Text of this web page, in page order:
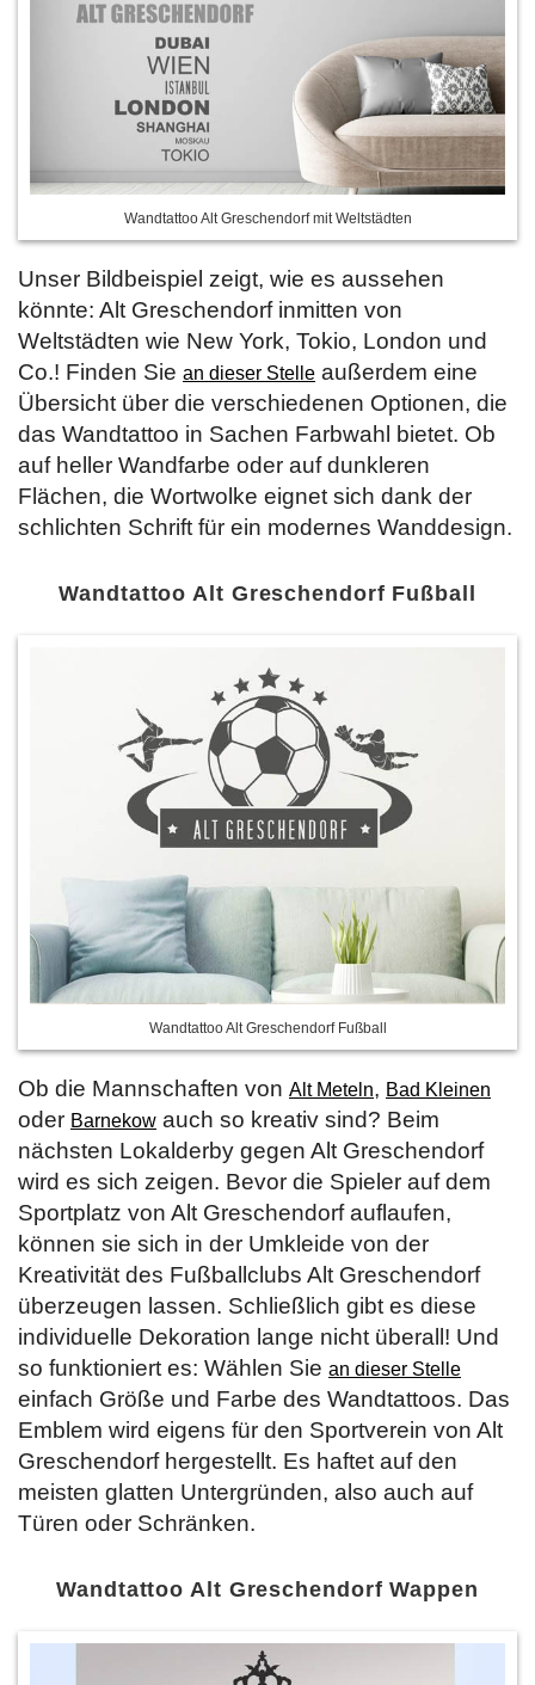
Wandtattoo Alt Greschendorf mit Weltstädten
Unser Bildbeispiel zeigt, wie es aussehen
könnte: Alt Greschendorf inmitten von
Weltstädten wie New York, Tokio, London und
Co.! Finden Sie an dieser Stelle außerdem eine
Übersicht über die verschiedenen Optionen, die
das Wandtattoo in Sachen Farbwahl bietet. Ob
auf heller Wandfarbe oder auf dunkleren
Flächen, die Wortwolke eignet sich dank der
schlichten Schrift für ein modernes Wanddesign.
Wandtattoo Alt Greschendorf Fußball
Wandtattoo Alt Greschendorf Fußball
Ob die Mannschaften von Alt Meteln, Bad Kleinen
oder Barnekow auch so kreativ sind? Beim
nächsten Lokalderby gegen Alt Greschendorf
wird es sich zeigen. Bevor die Spieler auf dem
Sportplatz von Alt Greschendorf auflaufen,
können sie sich in der Umkleide von der
Kreativität des Fußballclubs Alt Greschendorf
überzeugen lassen. Schließlich gibt es diese
individuelle Dekoration lange nicht überall! Und
so funktioniert es: Wählen Sie an dieser Stelle
einfach Größe und Farbe des Wandtattoos. Das
Emblem wird eigens für den Sportverein von Alt
Greschendorf hergestellt. Es haftet auf den
meisten glatten Untergründen, also auch auf
Türen oder Schränken.
Wandtattoo Alt Greschendorf Wappen